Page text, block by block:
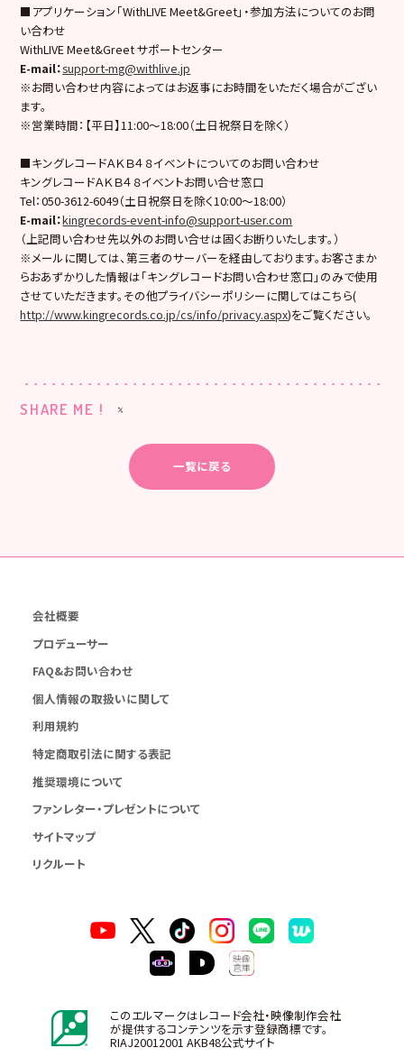
■アプリケーション「WithLIVE Meet&Greet」・参加方法についてのお問
い合わせ
WithLIVE Meet&Greet サポートセンター
E-mail：support-mg@withlive.jp
※お問い合わせ内容によってはお返事にお時間をいただく場合がござい
ます。
※営業時間：【平日】11:00〜18:00（土日祝祭日を除く）
■キングレコードＡＫＢ４８イベントについてのお問い合わせ
キングレコードＡＫＢ４８イベントお問い合せ窓口
Tel：050-3612-6049（土日祝祭日を除く10:00〜18:00）
E-mail：kingrecords-event-info@support-user.com
（上記問い合わせ先以外のお問い合せは固くお断りいたします。）
※メールに関しては、第三者のサーバーを経由しております。お客さまか
らおあずかりした情報は「キングレコードお問い合わせ窓口」のみで使用
させていただきます。その他プライバシーポリシーに関してはこちら(
http://www.kingrecords.co.jp/cs/info/privacy.aspx)をご覧ください。
SHARE ME !
一覧に戻る
会社概要
プロデューサー
FAQ&お問い合わせ
個人情報の取扱いに関して
利用規約
特定商取引法に関する表記
推奨環境について
ファンレター・プレゼントについて
サイトマップ
リクルート
このエルマークはレコード会社・映像制作会社
が提供するコンテンツを示す登録商標です。
RIAJ20012001 AKB48公式サイト